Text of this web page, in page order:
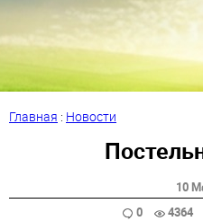
Главная : Новости
10
0
4364